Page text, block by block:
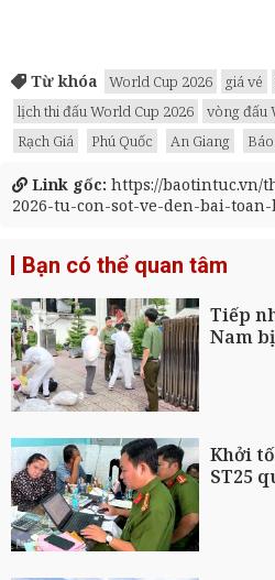
Từ khóa World Cup 2026 giá vé
lịch thi đấu World Cup 2026
vòng đấu
Rạch Giá
Phú Quốc An Giang
Link gốc: https://baotintuc.vn/
2026-tu-con-sot-ve-den-bai-toan-
Bạn có thể quan tâm
Tiếp
Nam
Khởi
ST25